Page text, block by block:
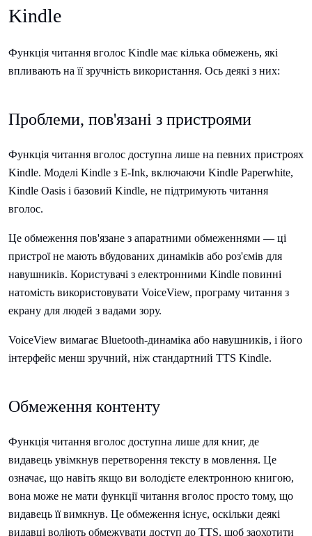
Kindle
Функція читання вголос Kindle має кілька обмежень, які
впливають на її зручність використання. Ось деякі з них:
Проблеми, пов'язані з пристроями
Функція читання вголос доступна лише на певних пристроях
Kindle. Моделі Kindle з E-Ink, включаючи Kindle Paperwhite,
Kindle Oasis і базовий Kindle, не підтримують читання
вголос.
Це обмеження пов'язане з апаратними обмеженнями — ці
пристрої не мають вбудованих динаміків або роз'ємів для
навушників. Користувачі з електронними Kindle повинні
натомість використовувати VoiceView, програму читання з
екрану для людей з вадами зору.
VoiceView вимагає Bluetooth-динаміка або навушників, і його
інтерфейс менш зручний, ніж стандартний TTS Kindle.
Обмеження контенту
Функція читання вголос доступна лише для книг, де
видавець увімкнув перетворення тексту в мовлення. Це
означає, що навіть якщо ви володієте електронною книгою,
вона може не мати функції читання вголос просто тому, що
видавець її вимкнув. Це обмеження існує, оскільки деякі
видавці воліють обмежувати доступ до TTS, щоб заохотити